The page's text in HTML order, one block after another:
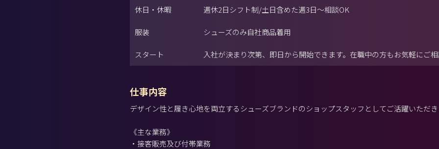
休日・休暇 週休2日シフト制/土日含めた週3日〜相談OK
服装 シューズのみ自社商品着用
スタート 入社が決まり次第、即日から開始できます。在職中の方もお気軽にご
仕事内容
デザイン性と履き心地を両立するシューズブランドのショップスタッフとしてご活躍いただ
《主な業務》
・接客販売及び付帯業務